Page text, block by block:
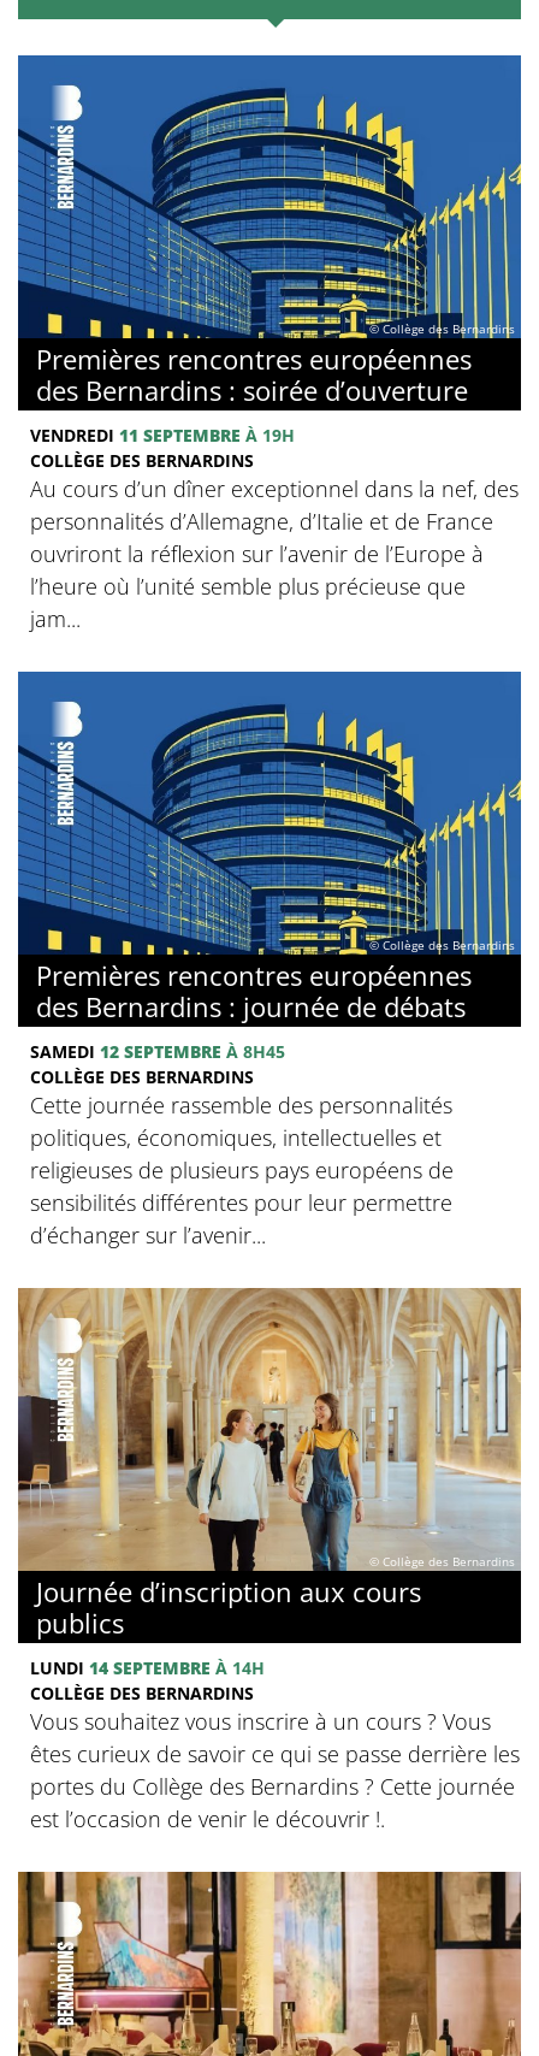
© Collège des Bernardins
Premières rencontres européennes
des Bernardins : soirée d’ouverture
VENDREDI 11 SEPTEMBRE À 19H
COLLÈGE DES BERNARDINS
Au cours d’un dîner exceptionnel dans la nef, des
personnalités d’Allemagne, d’Italie et de France
ouvriront la réflexion sur l’avenir de l’Europe à
l’heure où l’unité semble plus précieuse que
jam...
© Collège des Bernardins
Premières rencontres européennes
des Bernardins : journée de débats
SAMEDI 12 SEPTEMBRE À 8H45
COLLÈGE DES BERNARDINS
Cette journée rassemble des personnalités
politiques, économiques, intellectuelles et
religieuses de plusieurs pays européens de
sensibilités différentes pour leur permettre
d’échanger sur l’avenir...
© Collège des Bernardins
Journée d’inscription aux cours
publics
LUNDI 14 SEPTEMBRE À 14H
COLLÈGE DES BERNARDINS
Vous souhaitez vous inscrire à un cours ? Vous
êtes curieux de savoir ce qui se passe derrière les
portes du Collège des Bernardins ? Cette journée
est l’occasion de venir le découvrir !.